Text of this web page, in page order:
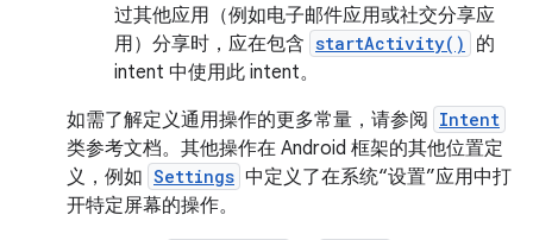
过其他应用（例如电子邮件应用或社交分享应
用）分享时，应在包含 startActivity()
的
intent 中使用此 intent。
如需了解定义通用操作的更多常量，请参阅
Intent
类参考文档。其他操作在 Android 框架的其他位置定
义，例如 Settings 中定义了在系统“设置”应用中打
开特定屏幕的操作。